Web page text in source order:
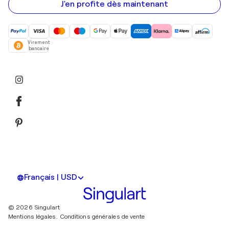
mail
J'en profite dès maintenant
Virement
bancaire
Français | USD
© 2026 Singulart
Mentions légales. Conditions générales de vente